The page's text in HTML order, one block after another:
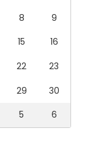
8
9
15
16
22
23
29
30
5 6